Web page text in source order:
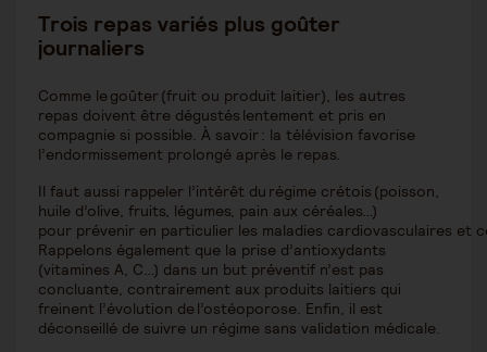
Trois repas variés plus goûter
journaliers
Comme le goûter (fruit ou produit laitier), les autres
repas doivent être dégustés lentement et pris en
compagnie si possible. À savoir : la télévision favorise
l’endormissement prolongé après le repas.
Il faut aussi rappeler l’intérêt du régime crétois (poisson,
huile d’olive, fruits, légumes, pain aux céréales…)
pour prévenir en particulier les maladies cardiovasculaires et
Rappelons également que la prise d’antioxydants
(vitamines A, C…) dans un but préventif n’est pas
concluante, contrairement aux produits laitiers qui
freinent l’évolution de l’ostéoporose. Enfin, il est
déconseillé de suivre un régime sans validation médicale.